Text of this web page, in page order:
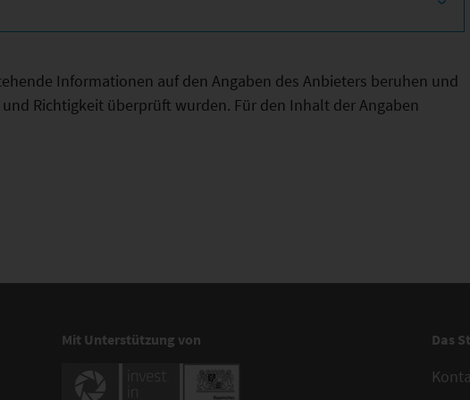
Informationen auf den Angaben des Anbieters beruhen und
Richtigkeit überprüft wurden. Für den Inhalt der Angaben
Mit Unterstützung von Das